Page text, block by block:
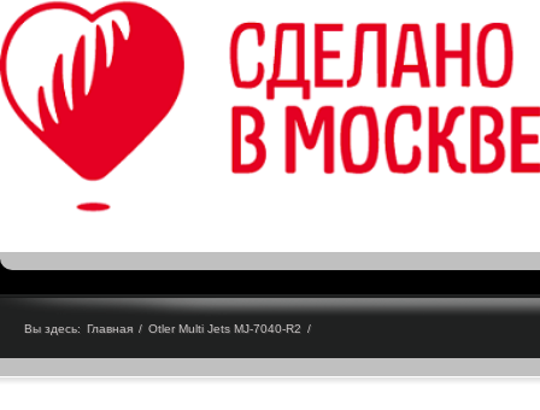
Вы здесь: Главная / Otler Multi Jets MJ-7040-R2 /